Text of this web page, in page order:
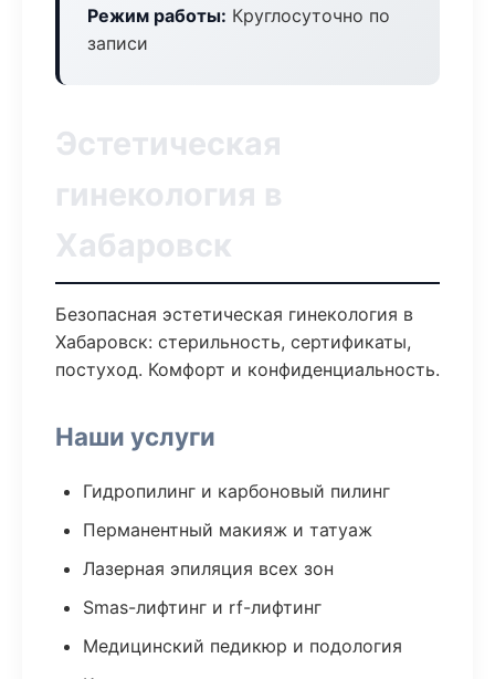
Режим работы: Круглосуточно по
записи
Эстетическая
гинекология в
Хабаровск
Безопасная эстетическая гинекология в
Хабаровск: стерильность, сертификаты,
постуход. Комфорт и конфиденциальность.
Наши услуги
Гидропилинг и карбоновый пилинг
Перманентный макияж и татуаж
Лазерная эпиляция всех зон
Smas-лифтинг и rf-лифтинг
Медицинский педикюр и подология